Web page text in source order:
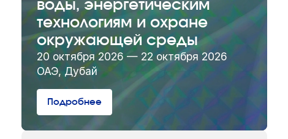
воды, энергетическим
технологиям и охране
окружающей среды
20 октября 2026 — 22 октября 2026
ОАЭ, Дубай
Подробнее